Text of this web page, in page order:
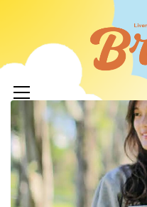
ン
へ
ス
キ
ッ
プ
メ
ニ
ュ
ー